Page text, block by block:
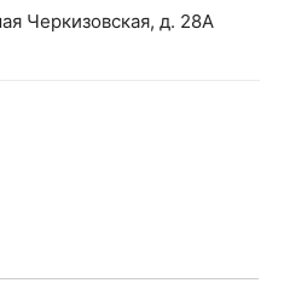
Черкизовская, д. 28А